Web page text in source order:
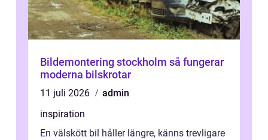
Bildemontering stockholm så fungerar
moderna bilskrotar
11 juli 2026
admin
inspiration
En välskött bil håller längre, känns trevligare